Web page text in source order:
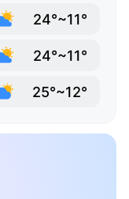
24°~11°
24°~11°
25°~12°